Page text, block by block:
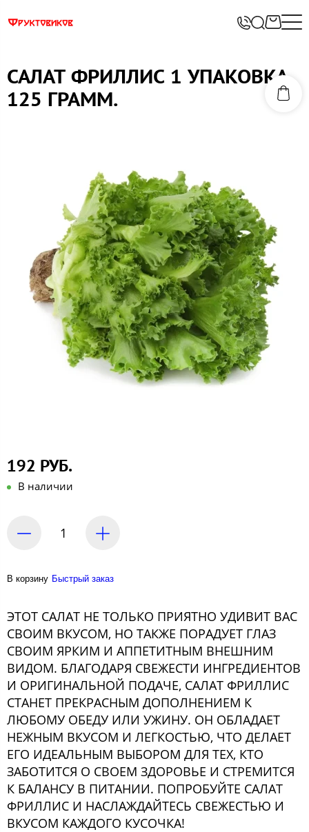
САЛАТ ФРИЛЛИС 1 УПАКОВКА
125 ГРАММ.
192 РУБ.
В наличии
В корзину Быстрый заказ
ЭТОТ САЛАТ НЕ ТОЛЬКО ПРИЯТНО УДИВИТ ВАС
СВОИМ ВКУСОМ, НО ТАКЖЕ ПОРАДУЕТ ГЛАЗ
СВОИМ ЯРКИМ И АППЕТИТНЫМ ВНЕШНИМ
ВИДОМ. БЛАГОДАРЯ СВЕЖЕСТИ ИНГРЕДИЕНТОВ
И ОРИГИНАЛЬНОЙ ПОДАЧЕ, САЛАТ ФРИЛЛИС
СТАНЕТ ПРЕКРАСНЫМ ДОПОЛНЕНИЕМ К
ЛЮБОМУ ОБЕДУ ИЛИ УЖИНУ. ОН ОБЛАДАЕТ
НЕЖНЫМ ВКУСОМ И ЛЕГКОСТЬЮ, ЧТО ДЕЛАЕТ
ЕГО ИДЕАЛЬНЫМ ВЫБОРОМ ДЛЯ ТЕХ, КТО
ЗАБОТИТСЯ О СВОЕМ ЗДОРОВЬЕ И СТРЕМИТСЯ
К БАЛАНСУ В ПИТАНИИ. ПОПРОБУЙТЕ САЛАТ
ФРИЛЛИС И НАСЛАЖДАЙТЕСЬ СВЕЖЕСТЬЮ И
ВКУСОМ КАЖДОГО КУСОЧКА!